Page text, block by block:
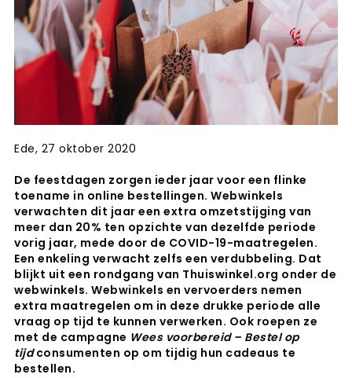
Ede, 27 oktober 2020
De feestdagen zorgen ieder jaar voor een flinke
toename in online bestellingen. Webwinkels
verwachten dit jaar een extra omzetstijging van
meer dan 20% ten opzichte van dezelfde periode
vorig jaar, mede door de COVID-19-maatregelen.
Een enkeling verwacht zelfs een verdubbeling. Dat
blijkt uit een rondgang van Thuiswinkel.org onder de
webwinkels. Webwinkels en vervoerders nemen
extra maatregelen om in deze drukke periode alle
vraag op tijd te kunnen verwerken. Ook roepen ze
met de campagne Wees voorbereid – Bestel op
tijdconsumenten op om tijdig hun cadeaus te
bestellen.